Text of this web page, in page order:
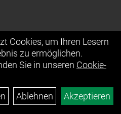
Cookies, um Ihren Lesern
zu ermöglichen.
Sie in unseren Cookie-
Ablehnen Akzeptieren
Auftrag widerrufen